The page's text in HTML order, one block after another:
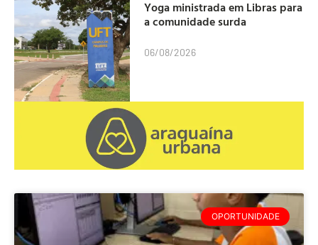
Yoga ministrada em Libras para
a comunidade surda
06/08/2026
OPORTUNIDADE